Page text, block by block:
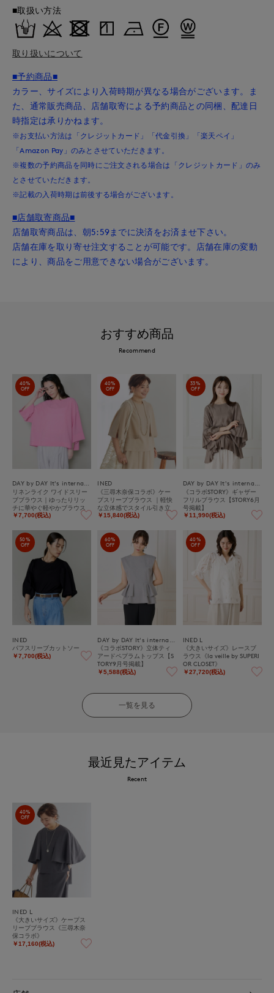
■取扱い方法
取り扱いについて
■予約商品■
カラー、サイズにより入荷時期が異なる場合がございます。ま
た、通常販売商品、店舗取寄による予約商品との同梱、配達日
時指定は承りかねます。
※お支払い方法は「クレジットカード」「代金引換」「楽天ペイ」
「Amazon Pay」のみとさせていただきます。
※複数の予約商品を同時にご注文される場合は「クレジットカード」のみ
とさせていただきます。
※記載の入荷時期は前後する場合がございます。
■店舗取寄商品■
店舗取寄商品は、朝5:59までに決済をお済ませ下さい。
店舗在庫を取り寄せ注文することが可能です。店舗在庫の変動
により、商品をご用意できない場合がございます。
おすすめ商品
Recommend
40%
OFF
リネンライク ワイドスリー
ブブラウス｜ゆったりリッ
チに華やぐ軽やかブラウス
￥7,700(税込)
40%
OFF
INED
《三尋木奈保コラボ》ケー
プスリーブブラウス ｜軽快
な立体感でスタイル引き立
つ、贅沢セットアップ
￥15,840(税込)
33%
OFF
《コラボSTORY》ギャザー
フリルブラウス【STORY6月
号掲載】
￥11,990(税込)
50%
OFF
INED
パフスリーブカットソー
￥7,700(税込)
60%
OFF
《コラボSTORY》立体ティ
アードペプラムトップス【S
TORY9月号掲載】
￥5,588(税込)
40%
OFF
INED L
《大きいサイズ》レースブ
ラウス《la veille by SUPERI
OR CLOSET》
￥27,720(税込)
一覧を見る
最近見たアイテム
Recent
40%
OFF
INED L
《大きいサイズ》ケープス
リーブブラウス《三尋木奈
保コラボ》
￥17,160(税込)